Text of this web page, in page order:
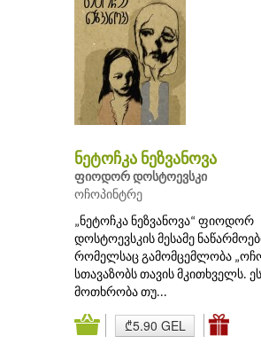
ნეტოჩკა ნეზვანოვა
ფიოდორ დოსტოევსკი
ოჩოპინტრე
„ნეტოჩკა ნეზვანოვა“ ფიოდორ
დოსტოევსკის მესამე
რომელსაც გამომცემლობა
სთავაზობს თავის მკითხველს.
მოთხრობა თუ...
₾5.90 GEL